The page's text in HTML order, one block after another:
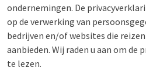
ondernemingen. De
op de verwerking van
bedrijven en/of websites die
aanbieden. Wij raden u aan om de
te lezen.